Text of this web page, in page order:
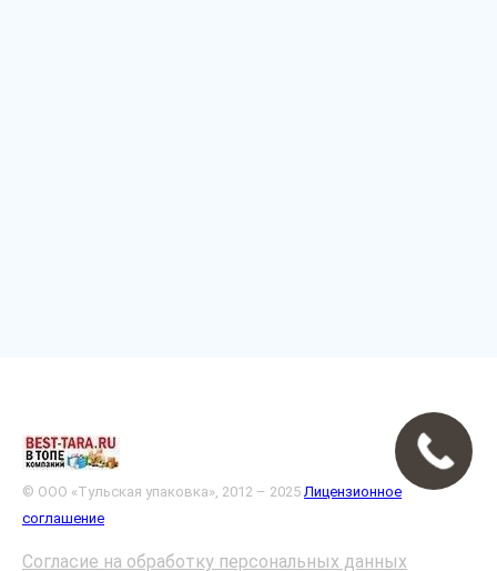
© ООО «Тульская упаковка», 2012 – 2025 Лицензионное
соглашение
Согласие на обработку персональных данных